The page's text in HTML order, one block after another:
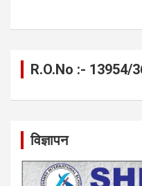
R.O.No :- 13954/
विज्ञापन